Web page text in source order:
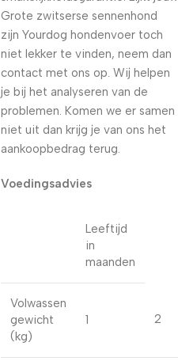
Grote zwitserse sennenhond
zijn Yourdog hondenvoer toch
niet lekker te vinden, neem dan
contact met ons op. Wij helpen
je bij het analyseren van de
problemen. Komen we er samen
niet uit dan krijg je van ons het
aankoopbedrag terug.
Voedingsadvies
Leeftijd
in
maanden
Volwassen
gewicht
(kg)
1 2